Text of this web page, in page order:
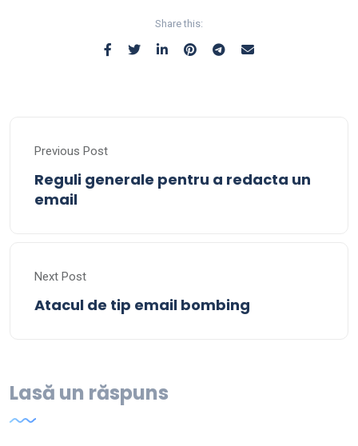
Share this:
Previous Post
Reguli generale pentru a redacta un
email
Next Post
Atacul de tip email bombing
Lasă un răspuns